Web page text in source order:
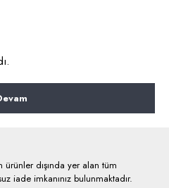
ürünler dışında yer alan tüm
iade imkanınız bulunmaktadır.